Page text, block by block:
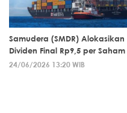
Samudera (SMDR) Alokasikan
Dividen Final Rp9,5 per Saham
24/06/2026 13:20 WIB